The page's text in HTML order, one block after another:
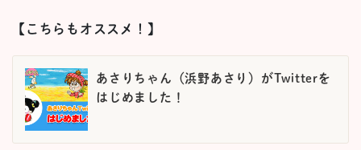
【こちらもオススメ！】
あさりちゃん（浜野あさり）がTwitterを
はじめました！